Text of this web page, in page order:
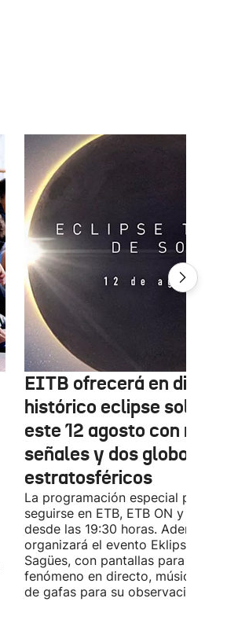
EITB ofrecerá en directo
histórico eclipse solar de
este 12 agosto con
señales y dos globos
estratosféricos
La programación especial podrá
seguirse en ETB, ETB ON y ORAIN
desde las 19:30 horas. Además, EITB
organizará el evento Eklipse Gaua en
Sagües, con pantallas para seguir el
fenómeno en directo, música y
de gafas para su observación segura.